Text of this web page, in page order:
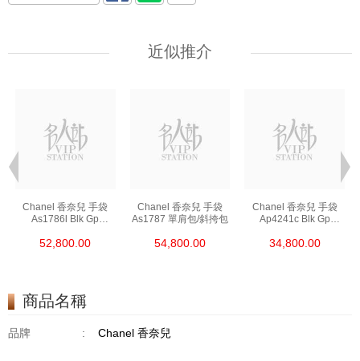
近似推介
Chanel 香奈兒 手袋
As1786l Blk Gp
52,800.00
Chanel 香奈兒 手袋
As1787 單肩包/斜挎包
54,800.00
Chanel 香奈兒 手袋
Ap4241c Blk Gp
34,800.00
商品名稱
品牌 : Chanel 香奈兒